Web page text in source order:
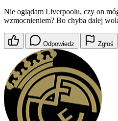
Nie oglądam Liverpoolu, czy on
wzmocnieniem? Bo chyba dalej
Odpowiedz Zgłoś